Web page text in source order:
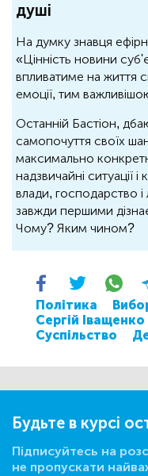
душі
На думку знавця
«Цінність новини
впливатиме на життя
емоції, тим
Останній Бастіон,
самопочуття своїх
максимально
надзвичайні ситуації і
влади, господарство
завжди першими
Чому? Яким чином?
Політика
Сергій Іващенко
Суспільство
Будьте в курсі
Підписуйтесь на
не пропускати